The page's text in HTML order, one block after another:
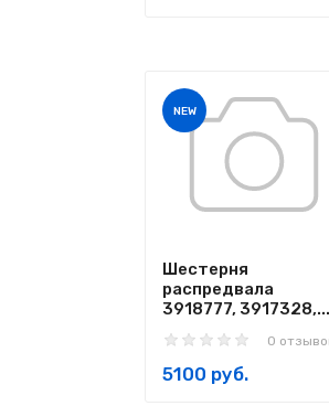
NEW
Шестерня
распредвала
3918777, 3917328,...
0
5100 руб.